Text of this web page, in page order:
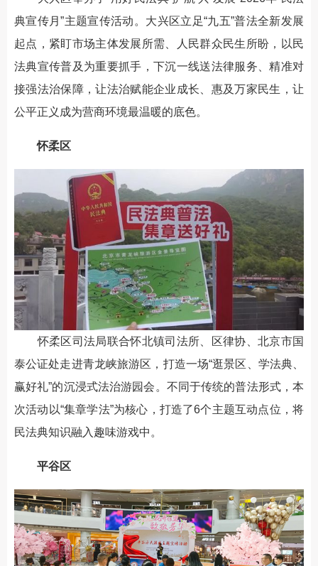
典宣传月”主题宣传活动。大兴区立足“九五”普法全新发展
起点，紧盯市场主体发展所需、人民群众民生所盼，以民
法典宣传普及为重要抓手，下沉一线送法律服务、精准对
接强法治保障，让法治赋能企业成长、惠及万家民生，让
公平正义成为营商环境最温暖的底色。
怀柔区
怀柔区司法局联合怀北镇司法所、区律协、北京市国
泰公证处走进青龙峡旅游区，打造一场“逛景区、学法典、
赢好礼”的沉浸式法治游园会。不同于传统的普法形式，本
次活动以“集章学法”为核心，打造了6个主题互动点位，将
民法典知识融入趣味游戏中。
平谷区